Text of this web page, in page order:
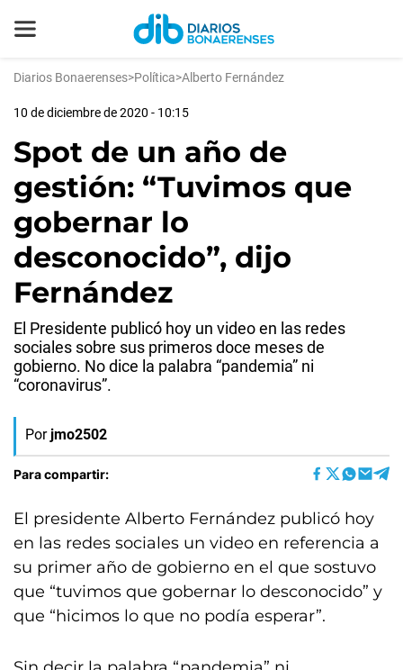
Diarios Bonaerenses>Política>Alberto Fernández
10 de diciembre de 2020 - 10:15
Spot de un año de
gestión: “Tuvimos que
gobernar lo
desconocido”, dijo
Fernández
El Presidente publicó hoy un video en las redes
sociales sobre sus primeros doce meses de
gobierno. No dice la palabra “pandemia” ni
“coronavirus”.
Por jmo2502
Para compartir:
El presidente Alberto Fernández publicó hoy
en las redes sociales un video en referencia a
su primer año de gobierno en el que sostuvo
que “tuvimos que gobernar lo desconocido” y
que “hicimos lo que no podía esperar”.